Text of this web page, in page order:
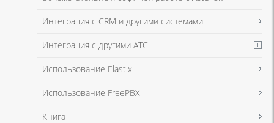
в соответствии с Политикой в отношении обработки персональных
Я даю согласие на обработку моих персональных данных для связи
в соответствии с Политикой в отношении обработки персональных
Интеграция с CRM и другими системами
Интеграция с другими АТС
Использование Elastix
Использование FreePBX
Книга